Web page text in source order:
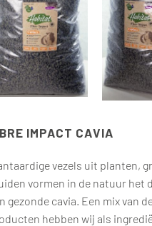
IMPACT CAVIA
vezels uit planten,
vormen in de natuur het
gezonde cavia. Een mix van
hebben wij als